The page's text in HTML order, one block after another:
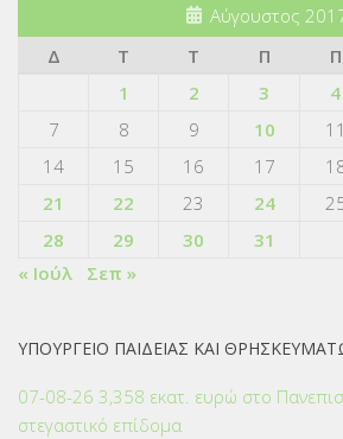
Αύγουστος
Δ
Τ Τ Π Π
1
2 3 4
7
8 9 10 11
14
15 16 17
21
22 23 24
28
29 30
31
« Ιούλ
Σεπ »
ΥΠΟΥΡΓΕΙΟ ΠΑΙΔΕΙΑΣ ΚΑΙ
07-08-26 3,358 εκατ. ευρώ στο
στεγαστικό επίδομα